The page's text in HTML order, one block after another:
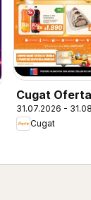
Cugat
31.07.2026 -
Cugat